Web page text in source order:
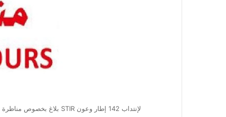
بلاغ بخصوص مناظرة الشركة التونسية لصناعات التكرير STIR لإنتداب 142 إطار وعون